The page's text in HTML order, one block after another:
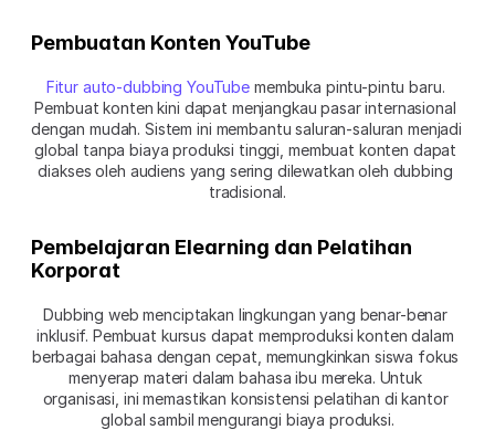
Pembuatan Konten YouTube
Fitur auto-dubbing YouTube membuka pintu-pintu baru.
Pembuat konten kini dapat menjangkau pasar internasional
dengan mudah. Sistem ini membantu saluran-saluran menjadi
global tanpa biaya produksi tinggi, membuat konten dapat
diakses oleh audiens yang sering dilewatkan oleh dubbing
tradisional.
Pembelajaran Elearning dan Pelatihan
Korporat
Dubbing web menciptakan lingkungan yang benar-benar
inklusif. Pembuat kursus dapat memproduksi konten dalam
berbagai bahasa dengan cepat, memungkinkan siswa fokus
menyerap materi dalam bahasa ibu mereka. Untuk
organisasi, ini memastikan konsistensi pelatihan di kantor
global sambil mengurangi biaya produksi.